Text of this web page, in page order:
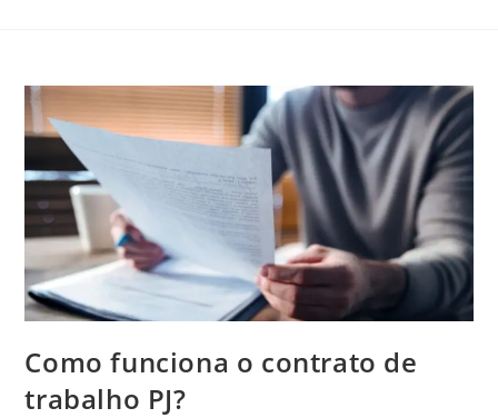
Como funciona o contrato de
trabalho PJ?